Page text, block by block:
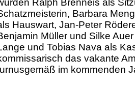
Ralph Brenneis als
Barbara
Hauswart, Jan-Peter
Müller und Silke
und Tobias Nava als
das vakante
im kommenden